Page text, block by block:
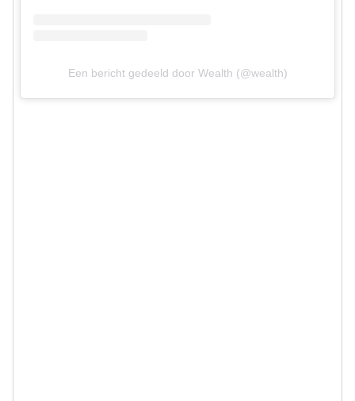
Een bericht gedeeld door Wealth (@wealth)